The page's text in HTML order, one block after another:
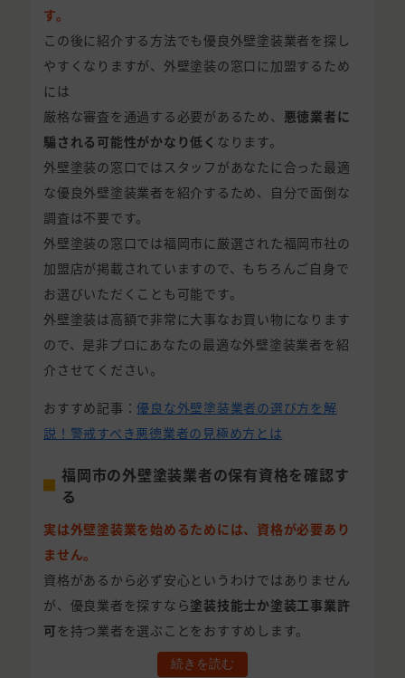
す。
この後に紹介する方法でも優良外壁塗装業者を探し
やすくなりますが、外壁塗装の窓口に加盟するため
には
厳格な審査を通過する必要があるため、 悪徳業者に
騙される可能性がかなり低く なります。
外壁塗装の窓口ではスタッフがあなたに合った最適
な優良外壁塗装業者を紹介するため、自分で面倒な
調査は不要です。
外壁塗装の窓口では福岡市に厳選された福岡市社の
加盟店が掲載されていますので、もちろんご自身で
お選びいただくことも可能です。
外壁塗装は高額で非常に大事なお買い物になります
ので、是非プロにあなたの最適な外壁塗装業者を紹
介させてください。
おすすめ記事：優良な外壁塗装業者の選び方を解
説！警戒すべき悪徳業者の見極め方とは
福岡市の外壁塗装業者の保有資格を確認す
る
実は外壁塗装業を始めるためには、資格が必要あり
ません。
資格があるから必ず安心というわけではありません
が、優良業者を探すなら塗装技能士か塗装工事業許
可 を持つ業者を選ぶことをおすすめします。
続きを読む